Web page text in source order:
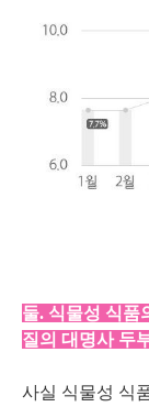
둘. 식물성 식품
질의 대명사 두
사실 식물성 식